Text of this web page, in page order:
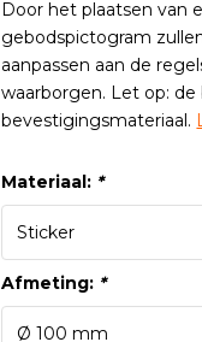
Door het plaatsen van
gebodspictogram
aanpassen aan de
waarborgen. Let op:
bevestigingsmateriaal.
Materiaal: *
Afmeting: *